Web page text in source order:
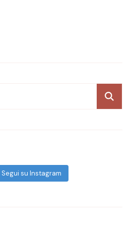
Segui su Instagram